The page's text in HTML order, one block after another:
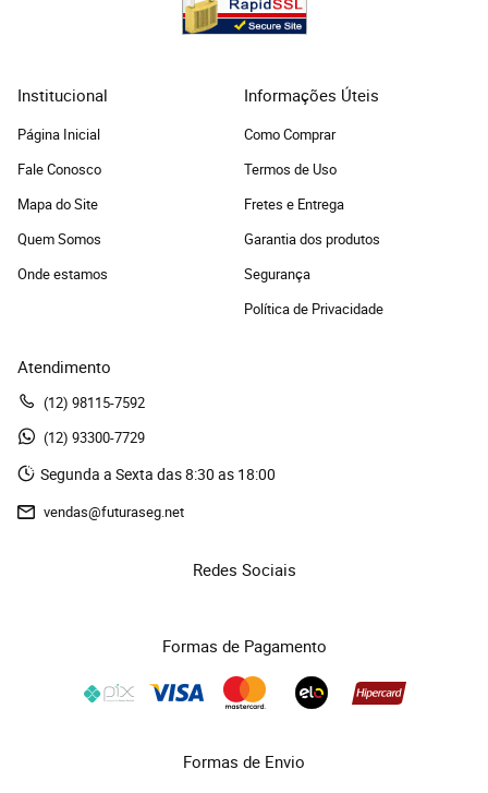
Institucional
Página Inicial
Fale Conosco
Mapa do Site
Quem Somos
Onde estamos
Informações Úteis
Como Comprar
Termos de Uso
Fretes e Entrega
Garantia dos produtos
Segurança
Política de Privacidade
Atendimento
(12) 98115-7592
(12) 93300-7729
Segunda a Sexta das 8:30 as 18:00
vendas@futuraseg.net
Redes Sociais
Formas de Pagamento
Formas de Envio